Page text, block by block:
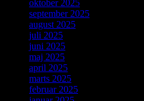
oktober 2025
september 2025
august 2025
juli 2025
juni 2025
maj 2025
april 2025
marts 2025
februar 2025